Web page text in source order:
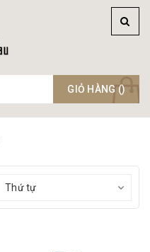
GIỎ HÀNG ()
Thứ tự